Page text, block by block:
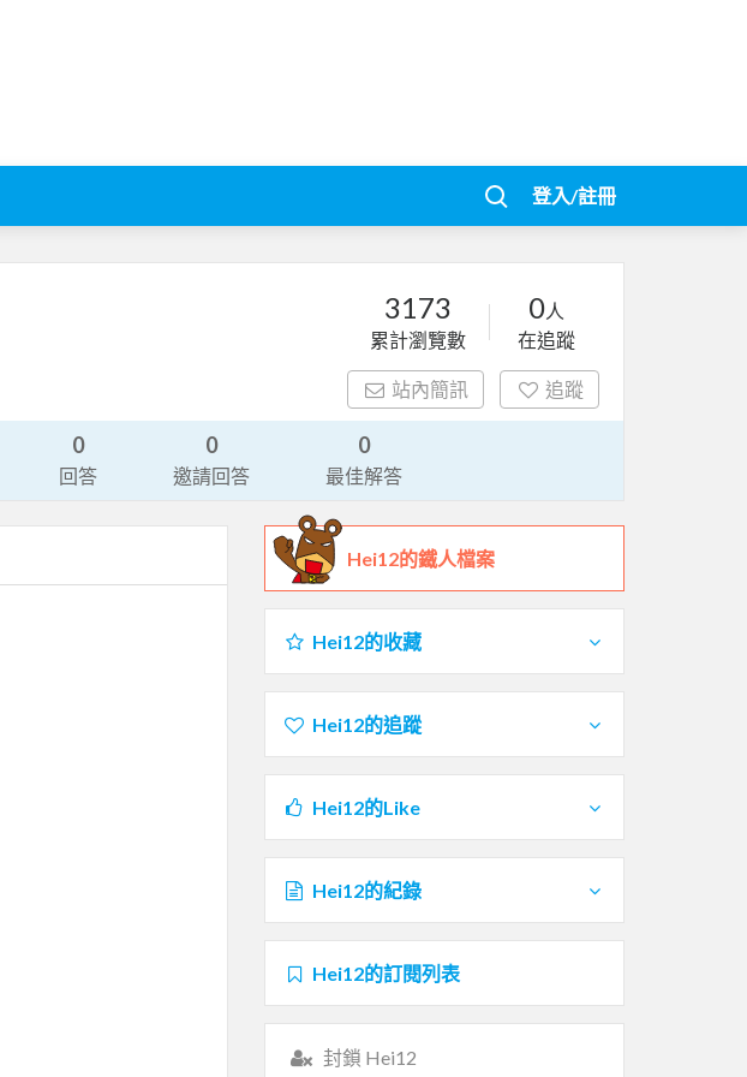
登入/註冊
3173
累計瀏覽數
0人
在追蹤
站內簡訊 追蹤
0
回答
0
邀請回答
0
最佳解答
Hei12的鐵人檔案
Hei12的收藏
Hei12的追蹤
Hei12的Like
Hei12的紀錄
Hei12的訂閱列表
封鎖 Hei12